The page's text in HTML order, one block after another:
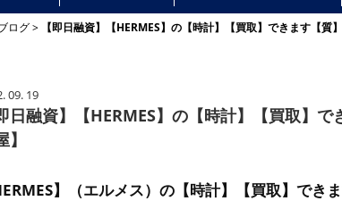
ログ 【即日融資】【HERMES】の【時計】【買取】できます【質
09. 19
日融資】【HERMES】の【時計】【買取】
】
】（エルメス）の【時計】【買取】でき